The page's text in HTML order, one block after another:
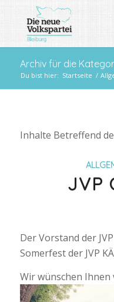
Archiv für die
Du bist hier: Startseite /
Inhalte Betreffend
JVP
Der Vorstand der
Somerfest der JVP
Wir wünschen Ihnen